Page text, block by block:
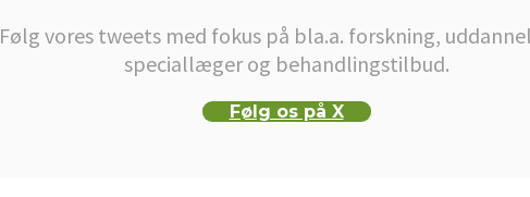
Følg vores tweets med fokus på bla.a. forskning,
speciallæger og behandlingstilbud.
Følg os på X